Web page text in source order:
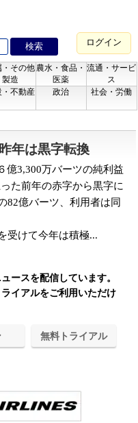
ログイン
・その他
製造
農水・食品・
医薬
流通・サービ
ス
・不動産 政治 社会・労働
年は黒字転換
3,300万バーツの純利益
た前年の赤字から黒字に
82億バーツ、利用者は同
受けて今年は積極...
ースを配信しています。
イアルをご利用いただけ
無料トライアル